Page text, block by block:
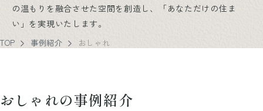
の温もりを融合させた空間を創造し、「あなただけの住ま
い」を実現いたします。
TOP 事例紹介 おしゃれ
おしゃれの事例紹介